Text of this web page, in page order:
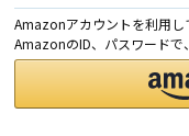
Amazonアカウントを利用し
AmazonのID、パスワードで